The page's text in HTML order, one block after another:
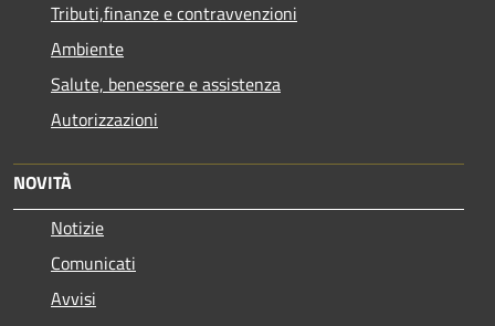
Tributi,finanze e contravvenzioni
Ambiente
Salute, benessere e assistenza
Autorizzazioni
NOVITÀ
Notizie
Comunicati
Avvisi